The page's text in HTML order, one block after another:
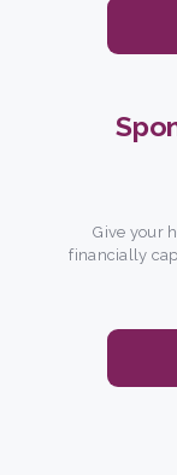
Give your
financially